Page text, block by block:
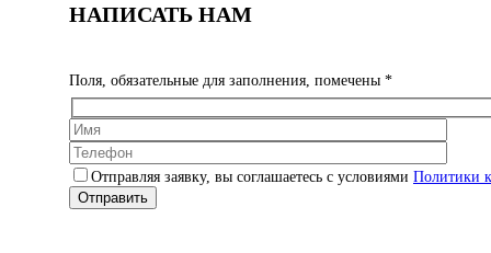
НАПИСАТЬ НАМ
Поля, обязательные для заполнения, помечены *
Отправляя заявку, вы соглашаетесь с условиями Политики